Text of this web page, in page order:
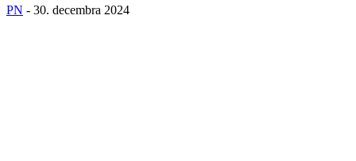
PN - 30. decembra 2024